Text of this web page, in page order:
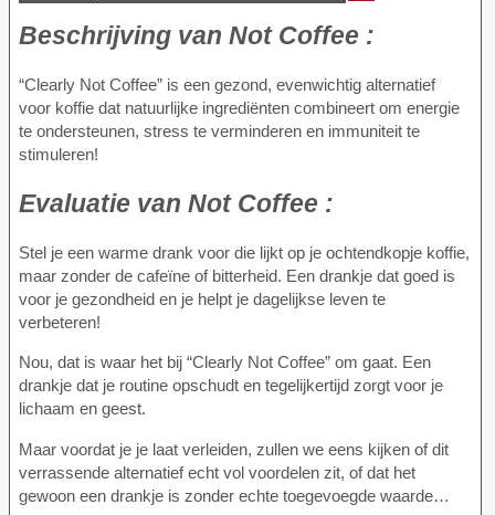
Beschrijving van Not Coffee :
“Clearly Not Coffee” is een gezond, evenwichtig alternatief
voor koffie dat natuurlijke ingrediënten combineert om energie
te ondersteunen, stress te verminderen en immuniteit te
stimuleren!
Evaluatie van Not Coffee :
Stel je een warme drank voor die lijkt op je ochtendkopje koffie,
maar zonder de cafeïne of bitterheid. Een drankje dat goed is
voor je gezondheid en je helpt je dagelijkse leven te
verbeteren!
Nou, dat is waar het bij “Clearly Not Coffee” om gaat. Een
drankje dat je routine opschudt en tegelijkertijd zorgt voor je
lichaam en geest.
Maar voordat je je laat verleiden, zullen we eens kijken of dit
verrassende alternatief echt vol voordelen zit, of dat het
gewoon een drankje is zonder echte toegevoegde waarde…